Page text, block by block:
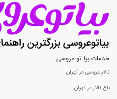
خدمات بیا تو عروسی
تالار عروسی در تهران
باغ تالار در تهران